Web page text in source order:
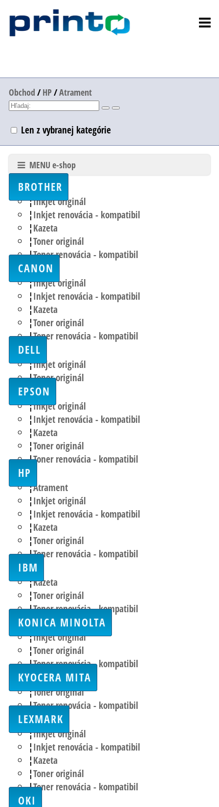
Obchod / HP /Atrament
Len z vybranej kategórie
MENU e-shop
BROTHER
Inkjet originál
Inkjet renovácia - kompatibil
Kazeta
Toner originál
Toner renovácia - kompatibil
CANON
Inkjet originál
Inkjet renovácia - kompatibil
Kazeta
Toner originál
Toner renovácia - kompatibil
DELL
Inkjet originál
Toner originál
EPSON
Inkjet originál
Inkjet renovácia - kompatibil
Kazeta
Toner originál
Toner renovácia - kompatibil
HP
Atrament
Inkjet originál
Inkjet renovácia - kompatibil
Kazeta
Toner originál
Toner renovácia - kompatibil
IBM
Kazeta
Toner originál
Toner renovácia - kompatibil
KONICA MINOLTA
Inkjet originál
Toner originál
Toner renovácia - kompatibil
KYOCERA MITA
Toner originál
Toner renovácia - kompatibil
LEXMARK
Inkjet originál
Inkjet renovácia - kompatibil
Kazeta
Toner originál
Toner renovácia - kompatibil
OKI